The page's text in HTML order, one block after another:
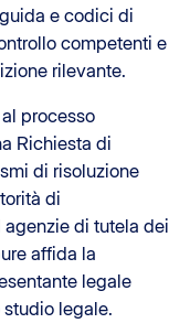
e codici di
competenti e
rilevante.
processo
Richiesta di
di risoluzione
di
agenzie di tutela dei
affida la
legale
legale.